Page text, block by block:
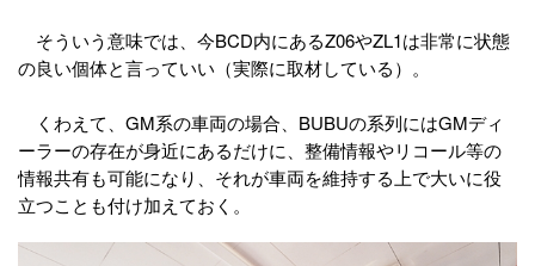
そういう意味では、今BCD内にあるZ06やZL1は非常に状態
の良い個体と言っていい（実際に取材している）。
くわえて、GM系の車両の場合、BUBUの系列にはGMディ
ーラーの存在が身近にあるだけに、整備情報やリコール等の
情報共有も可能になり、それが車両を維持する上で大いに役
立つことも付け加えておく。